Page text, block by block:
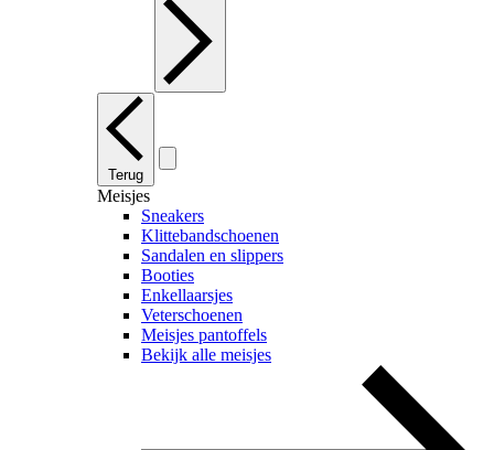
Terug
Meisjes
Sneakers
Klittebandschoenen
Sandalen en slippers
Booties
Enkellaarsjes
Veterschoenen
Meisjes pantoffels
Bekijk alle meisjes